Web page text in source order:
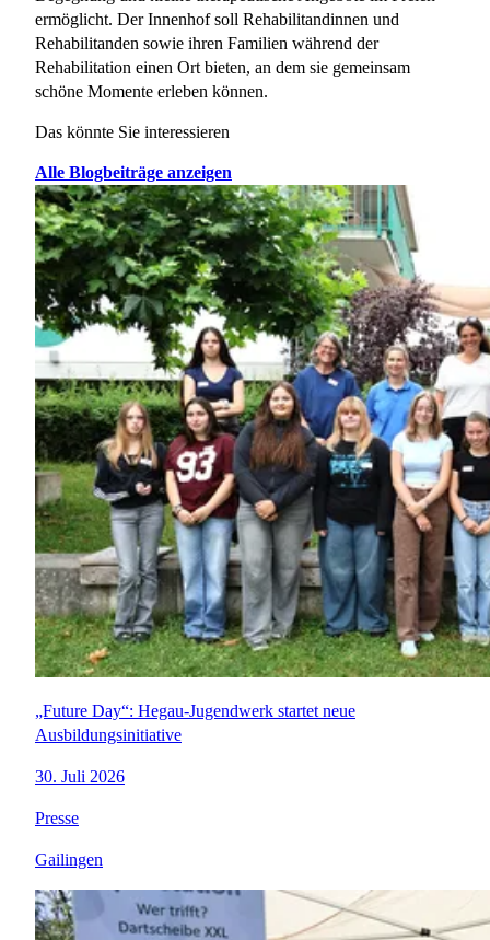
ermöglicht. Der Innenhof soll Rehabilitandinnen und
Rehabilitanden sowie ihren Familien während der
Rehabilitation einen Ort bieten, an dem sie gemeinsam
schöne Momente erleben können.
Das könnte Sie interessieren
Alle Blogbeiträge anzeigen
„Future Day“: Hegau-Jugendwerk startet neue
Ausbildungsinitiative
30. Juli 2026
Presse
Gailingen